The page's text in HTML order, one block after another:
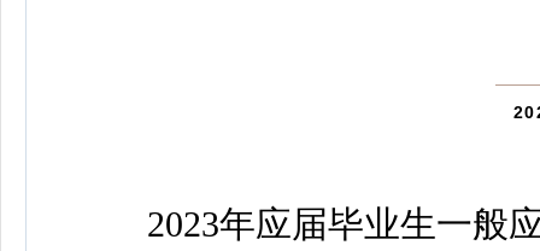
2023年应届毕业生一般应